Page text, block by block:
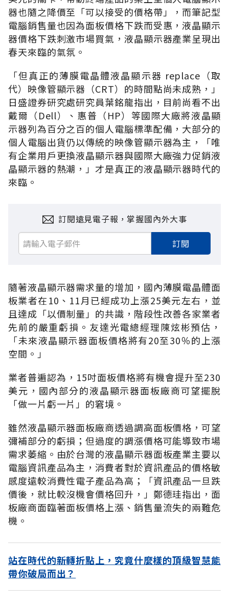
器也隨之降價至「可以接受的價格帶」，而筆記型
電腦銷售量也因為面板價格下跌而受惠，液晶顯示
器價格下跌刺激市場買氣，液晶顯示器產業呈現出
春天來臨的氣氛。
「但真正的薄膜電晶體液晶顯示器 replace（取
代）映像管顯示器（CRT）的時間點尚未成熟，」
日盛證券研究處研究員葉銘龍指出，目前尚看不出
戴爾（Dell）、惠普（HP）等國際大廠將液晶顯
示器列為百分之百的個人電腦標準配備，大部分的
個人電腦出貨仍以傳統的映像管顯示器為主，「唯
有企業用戶更換液晶顯示器與國際大廠強力促銷液
晶顯示器的熱潮，」才是真正的液晶顯示器時代的
來臨。
訂閱遠見電子報，掌握國內外大事
訂閱
隨著液晶顯示器需求量的增加，國內薄膜電晶體面
板業者在10、11月已經成功上漲25美元左右，並
且達成「以價制量」的共識，階段性改善各家業者
先前的嚴重虧損。友達光電總經理陳炫彬預估，
「未來液晶顯示器面板價格將有20至30％的上漲
空間。」
業者普遍認為，15吋面板價格將有機會提升至230
美元，國內部分的液晶顯示器面板廠商可望擺脫
「做一片虧一片」的窘境。
雖然液晶顯示器面板廠商透過調高面板價格，可望
彌補部分的虧損；但過度的調漲價格可能導致市場
需求萎縮。由於台灣的液晶顯示器面板產業主要以
電腦資訊產品為主，消費者對於資訊產品的價格敏
感度遠較消費性電子產品為高；「資訊產品一旦跌
價後，就比較沒機會價格回升，」鄭德珪指出，面
板廠商面臨著面板價格上漲、銷售量流失的兩難危
機。
站在時代的新轉折點上，究竟什麼樣的頂級智慧能
帶你破局而出？